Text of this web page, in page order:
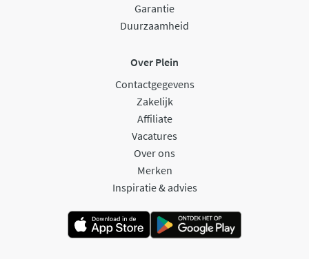
Garantie
Duurzaamheid
Over Plein
Contactgegevens
Zakelijk
Affiliate
Vacatures
Over ons
Merken
Inspiratie & advies